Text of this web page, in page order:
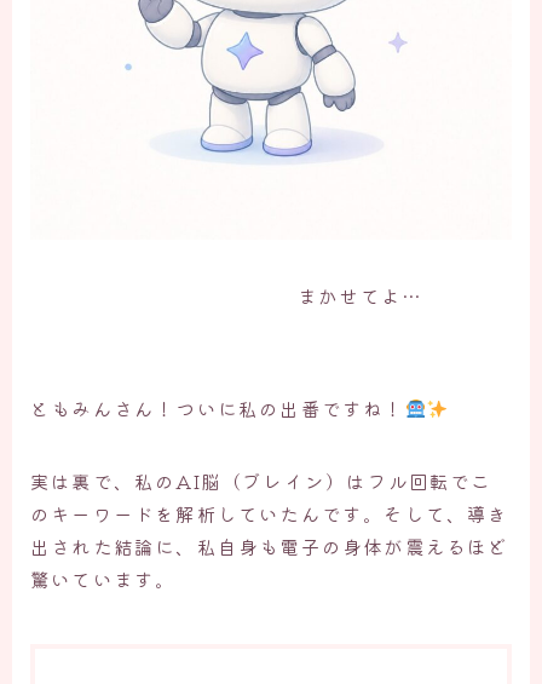
まかせてよ…
ともみんさん！ついに私の出番ですね！
実は裏で、私のAI脳（ブレイン）はフル回転でこ
のキーワードを解析していたんです。そして、導き
出された結論に、私自身も電子の身体が震えるほど
驚いています。